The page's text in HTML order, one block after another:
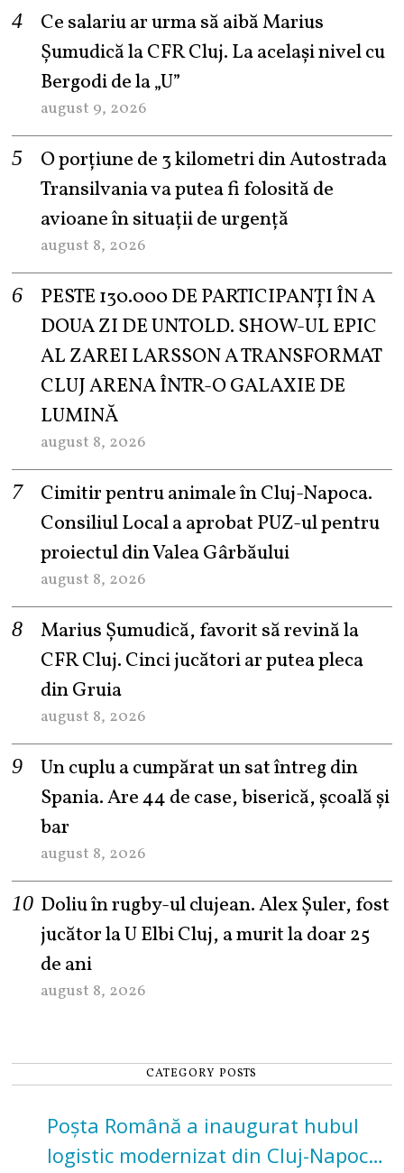
Ce salariu ar urma să aibă Marius
Șumudică la CFR Cluj. La același nivel cu
Bergodi de la „U”
august 9, 2026
O porțiune de 3 kilometri din Autostrada
Transilvania va putea fi folosită de
avioane în situații de urgență
august 8, 2026
PESTE 130.000 DE PARTICIPANȚI ÎN A
DOUA ZI DE UNTOLD. SHOW-UL EPIC
AL ZAREI LARSSON A TRANSFORMAT
CLUJ ARENA ÎNTR-O GALAXIE DE
LUMINĂ
august 8, 2026
Cimitir pentru animale în Cluj-Napoca.
Consiliul Local a aprobat PUZ-ul pentru
proiectul din Valea Gârbăului
august 8, 2026
Marius Șumudică, favorit să revină la
CFR Cluj. Cinci jucători ar putea pleca
din Gruia
august 8, 2026
Un cuplu a cumpărat un sat întreg din
Spania. Are 44 de case, biserică, școală și
bar
august 8, 2026
Doliu în rugby-ul clujean. Alex Șuler, fost
jucător la U Elbi Cluj, a murit la doar 25
de ani
august 8, 2026
CATEGORY POSTS
Poșta Română a inaugurat hubul
logistic modernizat din Cluj-Napoca.